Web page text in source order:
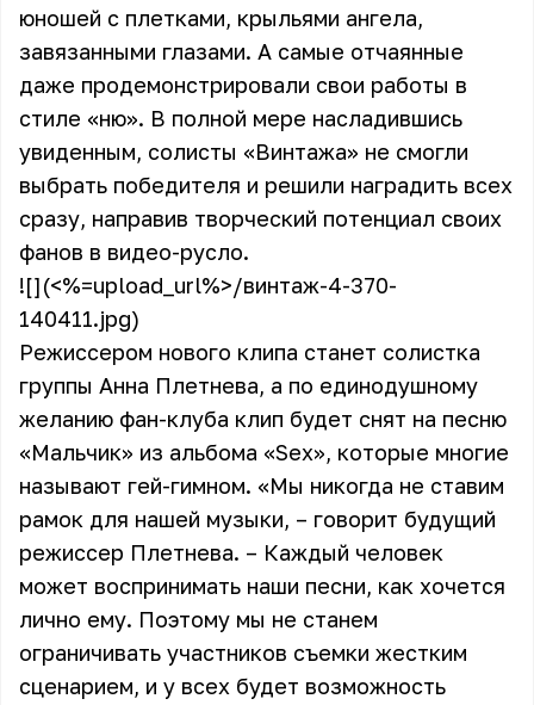
юношей с плетками, крыльями ангела,
завязанными глазами. А самые отчаянные
даже продемонстрировали свои работы в
стиле «ню». В полной мере насладившись
увиденным, солисты «Винтажа» не смогли
выбрать победителя и решили наградить всех
сразу, направив творческий потенциал своих
фанов в видео-русло.
![](<%=upload_url%>/винтаж-4-370-
140411.jpg)
Режиссером нового клипа станет солистка
группы Анна Плетнева, а по единодушному
желанию фан-клуба клип будет снят на песню
«Мальчик» из альбома «Sex», которые многие
называют гей-гимном. «Мы никогда не ставим
рамок для нашей музыки, – говорит будущий
режиссер Плетнева. – Каждый человек
может воспринимать наши песни, как хочется
лично ему. Поэтому мы не станем
ограничивать участников съемки жестким
сценарием, и у всех будет возможность